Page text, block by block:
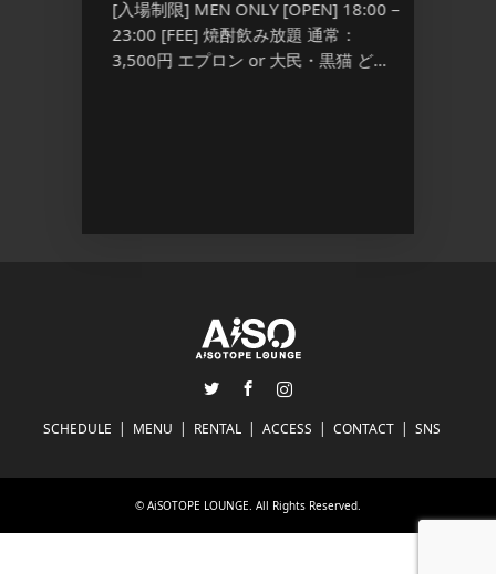
[入場制限] MEN ONLY [OPEN] 18:00 –
23:00 [FEE] 焼酎飲み放題 通常：
3,500円 エプロン or 大民・黒猫 ど
Instagram
SCHEDULE MENU RENTAL ACCESS CONTACT SNS
© AiSOTOPE LOUNGE . All Rights Reserved.